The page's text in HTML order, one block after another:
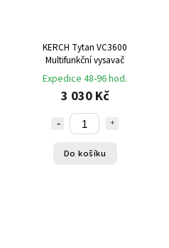
KERCH Tytan VC3600
Multifunkční vysavač
Expedice 48-96 hod.
3 030 Kč
Do košíku